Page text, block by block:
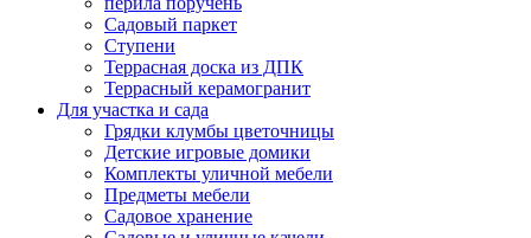
Садовый паркет
Ступени
Террасная доска из ДПК
Террасный керамогранит
Для участка и сада
Грядки клумбы цветочницы
Детские игровые домики
Комплекты уличной мебели
Предметы мебели
Садовое хранение